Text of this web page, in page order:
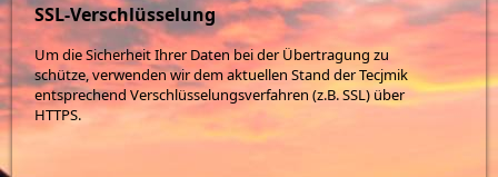
SSL-Verschlüsselung
Um die Sicherheit Ihrer Daten bei der Übertragung zu
schütze, verwenden wir dem aktuellen Stand der Tecjmik
entsprechend Verschlüsselungsverfahren (z.B. SSL) über
HTTPS.